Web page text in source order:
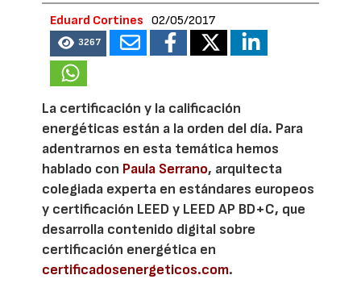
Eduard Cortines 02/05/2017
3267
La certificación y la calificación
energéticas están a la orden del día. Para
adentrarnos en esta temática hemos
hablado con Paula Serrano, arquitecta
colegiada experta en estándares europeos
y certificación LEED y LEED AP BD+C, que
desarrolla contenido digital sobre
certificación energética en
certificadosenergeticos.com.